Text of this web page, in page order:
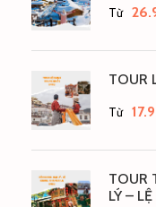
Từ
TOUR
Từ
TOUR
LÝ –